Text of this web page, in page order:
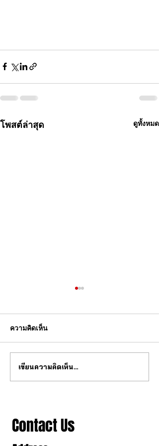
โพสต์ล่าสุด ดูทั้งหมด
สุดยอด กลไก tourbillon จาก
จีน
ความคิดเห็น
เขียนความคิดเห็น…
Contact Us